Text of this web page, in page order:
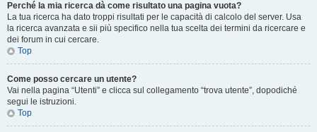
Perché la mia ricerca dà come risultato una pagina vuota?
La tua ricerca ha dato troppi risultati per le capacità di calcolo del server. Usa
la ricerca avanzata e sii più specifico nella tua scelta dei termini da ricercare e
dei forum in cui cercare.
Top
Come posso cercare un utente?
Vai nella pagina “Utenti” e clicca sul collegamento “trova utente”, dopodiché
segui le istruzioni.
Top